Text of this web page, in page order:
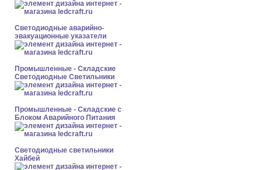
Светодиодные аварийно-
эвакуационные указатели
Промышленные - Складские
Светодиодные Светильники
Промышленные - Складские с
Блоком Аварийного Питания
Светодиодные светильники
Хайбей